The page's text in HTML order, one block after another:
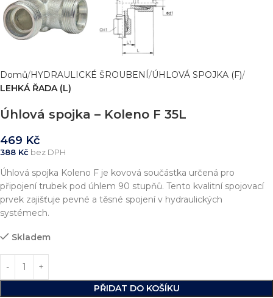
Domů HYDRAULICKÉ ŠROUBENÍ ÚHLOVÁ SPOJKA (F)
LEHKÁ ŘADA (L)
Úhlová spojka – Koleno F 35L
469 Kč
388 Kč bez DPH
Úhlová spojka Koleno F je kovová součástka určená pro
připojení trubek pod úhlem 90 stupňů. Tento kvalitní spojovací
prvek zajišťuje pevné a těsné spojení v hydraulických
systémech.
Skladem
PŘIDAT DO KOŠÍKU